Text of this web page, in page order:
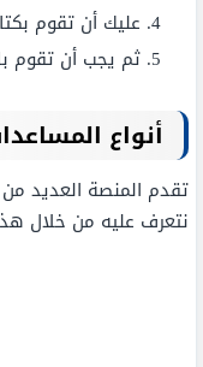
عليك أن تقوم
ثم يجب أن تقوم
أنواع
تقدم المنصة العديد
نتعرف عليه من خلال